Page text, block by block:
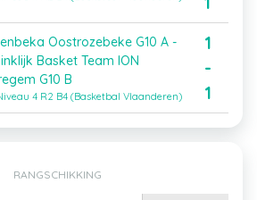
Oostrozebeke G10 A -
Basket Team ION
G10 B
4 R2 B4 (Basketbal Vlaanderen)
1
-
1
RANGSCHIKKING